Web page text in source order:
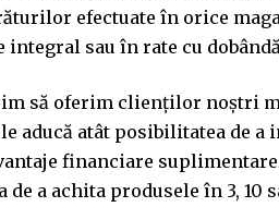
efectuate în orice
integral sau în rate cu
să oferim clienților noștri
le aducă atât posibilitatea de
financiare
de a achita produsele în 3, 10